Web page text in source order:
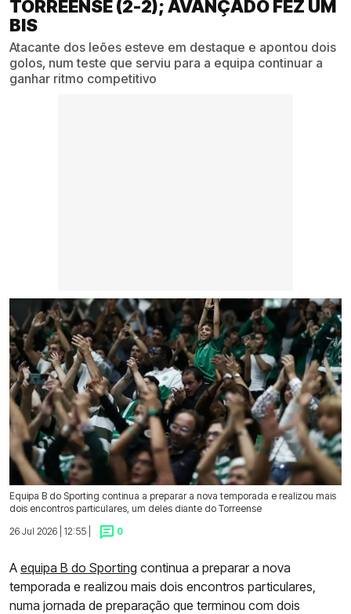
TORREENSE (2-2); AVANÇADO FEZ UM
BIS
Atacante dos leões esteve em destaque e apontou dois
golos, num teste que serviu para a equipa continuar a
ganhar ritmo competitivo
Equipa B do Sporting continua a preparar a nova temporada e realizou mais
dois encontros particulares, um deles diante do Torreense
26 Jul 2026 | 12:55 |
0
A equipa B do Sporting continua a preparar a nova
temporada e realizou mais dois encontros particulares,
numa jornada de preparação que terminou com dois